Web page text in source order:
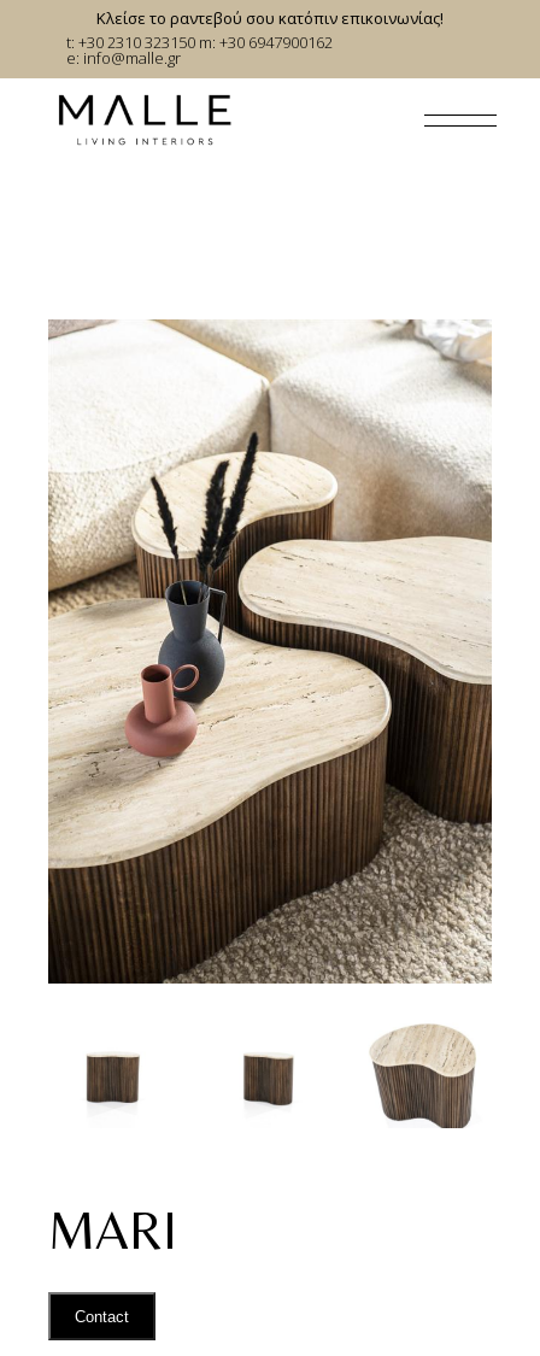
t: +30 2310 323150 m: +30 6947900162
e: info@malle.gr
Κλείσε το ραντεβού σου κατόπιν επικοινωνίας!
MARI
Contact